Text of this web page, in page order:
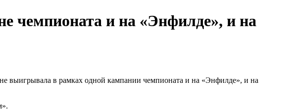
чемпионата и на «Энфилде», и на
выигрывала в рамках одной кампании чемпионата и на «Энфилде», и на